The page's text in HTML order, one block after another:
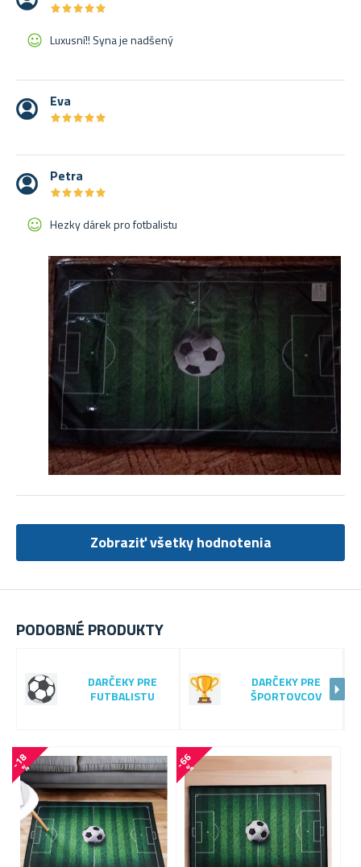
PODOBNÉ PRODUKTY
DARČEKY PRE
FUTBALISTU
DARČEKY PRE
ŠPORTOVCOV
-
1
8
% -
6
6
%
★★★★★
★★★★★
Luxusní!! Syna je nadšený
Eva
★★★★★
★★★★★
Petra
★★★★★
★★★★★
Hezky dárek pro fotbalistu
Zobraziť všetky hodnotenia